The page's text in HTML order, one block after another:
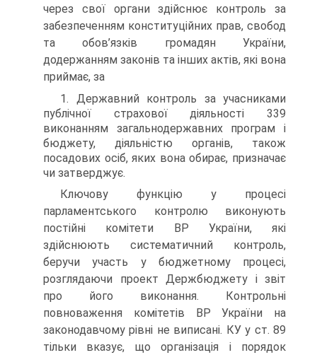
через свої органи здійснює контроль за
забезпеченням конституційних прав, свобод
та обов’язків громадян України,
додержанням законів та інших актів, які вона
приймає, за
1. Державний контроль за учасниками
публічної страхової діяльності 339
виконанням загальнодержавних програм і
бюджету, діяльністю органів, також
посадових осіб, яких вона обирає, призначає
чи затверджує.
Ключову функцію у процесі
парламентського контролю вико­нують
постійні комітети ВР України, які
здійснюють систематичний контроль,
беручи участь у бюджетному процесі,
розглядаючи проект Держбюджету і звіт
про його виконання. Контрольні
повноваження комітетів ВР України на
законодавчому рівні не виписані. КУ у ст. 89
тільки вказує, що організація і порядок